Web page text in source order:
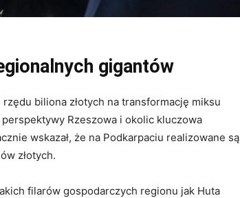
gigantów
biliona złotych na transformację miksu
Rzeszowa i okolic kluczowa
wskazał, że na Podkarpaciu realizowane są
złotych.
filarów gospodarczych regionu jak Huta